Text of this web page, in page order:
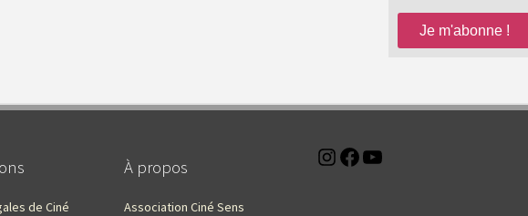
de Ciné
À propos
Association Ciné Sens
Instagram
Facebook